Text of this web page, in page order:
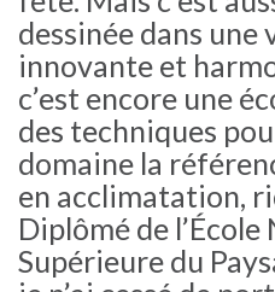
dessinée dans
innovante et
c’est encore une
des techniques
domaine la
en acclimatation,
Diplômé de
Supérieure du